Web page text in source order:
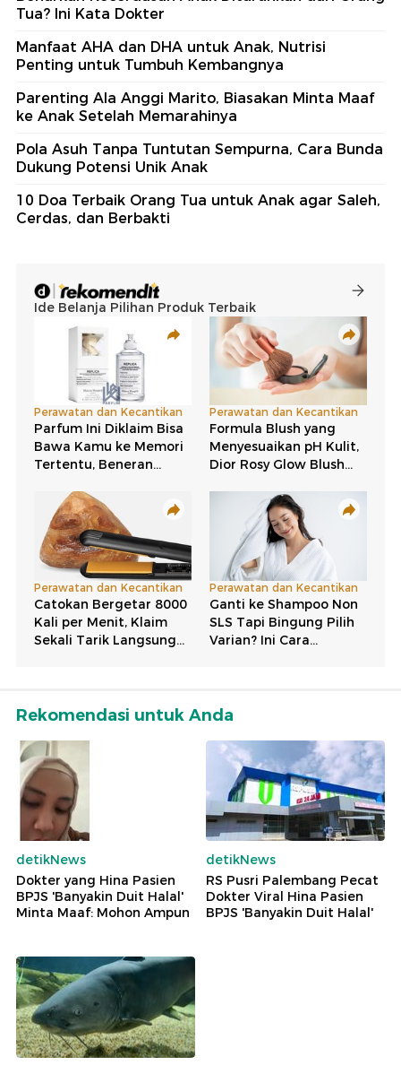
Tua? Ini Kata Dokter
Manfaat AHA dan DHA untuk Anak, Nutrisi
Penting untuk Tumbuh Kembangnya
Parenting Ala Anggi Marito, Biasakan Minta Maaf
ke Anak Setelah Memarahinya
Pola Asuh Tanpa Tuntutan Sempurna, Cara Bunda
Dukung Potensi Unik Anak
10 Doa Terbaik Orang Tua untuk Anak agar Saleh,
Cerdas, dan Berbakti
Rekomendasi untuk Anda
detikNews
Dokter yang Hina Pasien
BPJS 'Banyakin Duit Halal'
Minta Maaf: Mohon Ampun
detikNews
RS Pusri Palembang Pecat
Dokter Viral Hina Pasien
BPJS 'Banyakin Duit Halal'